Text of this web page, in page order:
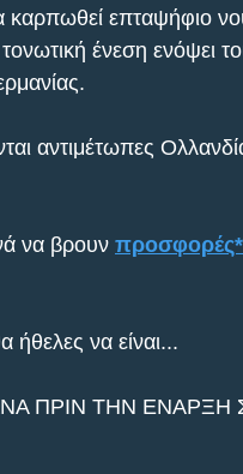
καρπωθεί επταψήφιο
ένεση ενόψει
αντιμέτωπες
να βρουν
ήθελες να είναι...
ΠΡΙΝ ΤΗΝ ΕΝΑΡΞΗ